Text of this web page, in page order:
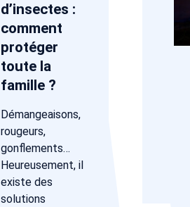
d’insectes :
comment
protéger
toute la
famille ?
Démangeaisons,
rougeurs,
gonflements…
Heureusement, il
existe des
solutions